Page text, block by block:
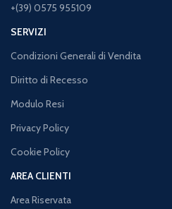
+(39) 0575 955109
SERVIZI
Condizioni Generali di Vendita
Diritto di Recesso
Modulo Resi
Privacy Policy
Cookie Policy
AREA CLIENTI
Area Riservata